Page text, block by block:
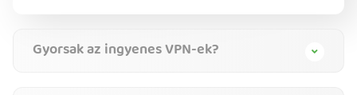
Gyorsak az ingyenes VPN-ek?